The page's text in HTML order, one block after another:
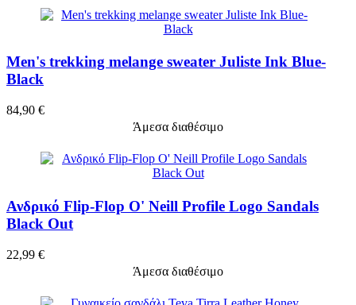
Men's trekking melange sweater Juliste Ink Blue-
Black
84,90 €
Άμεσα διαθέσιμο
Ανδρικό Flip-Flop O' Neill Profile Logo Sandals
Black Out
22,99 €
Άμεσα διαθέσιμο